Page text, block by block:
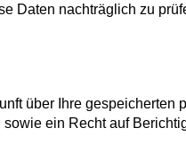
Daten nachträglich zu
über Ihre gespeicherten
ein Recht auf